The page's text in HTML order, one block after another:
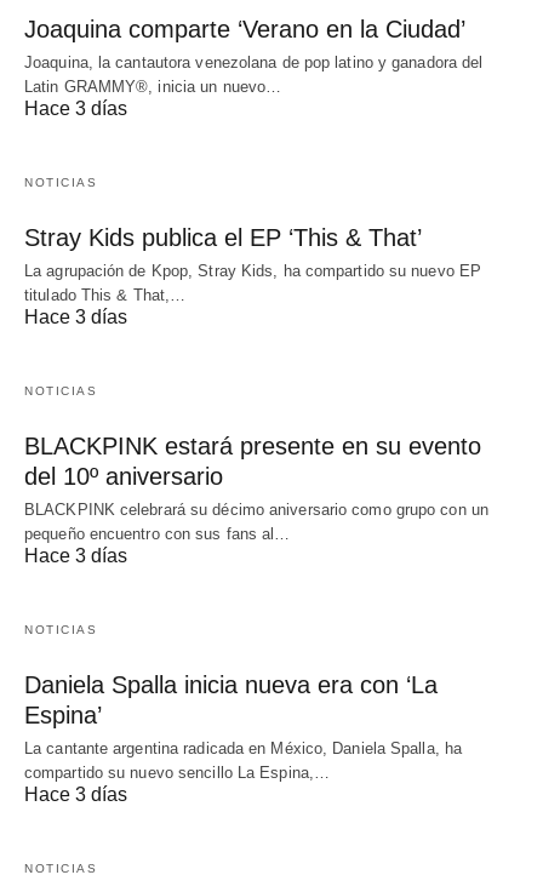
Joaquina comparte ‘Verano en la Ciudad’
Joaquina, la cantautora venezolana de pop latino y ganadora del
Latin GRAMMY®, inicia un nuevo…
Hace 3 días
NOTICIAS
Stray Kids publica el EP ‘This & That’
La agrupación de Kpop, Stray Kids, ha compartido su nuevo EP
titulado This & That,…
Hace 3 días
NOTICIAS
BLACKPINK estará presente en su evento
del 10º aniversario
BLACKPINK celebrará su décimo aniversario como grupo con un
pequeño encuentro con sus fans al…
Hace 3 días
NOTICIAS
Daniela Spalla inicia nueva era con ‘La
Espina’
La cantante argentina radicada en México, Daniela Spalla, ha
compartido su nuevo sencillo La Espina,…
Hace 3 días
NOTICIAS